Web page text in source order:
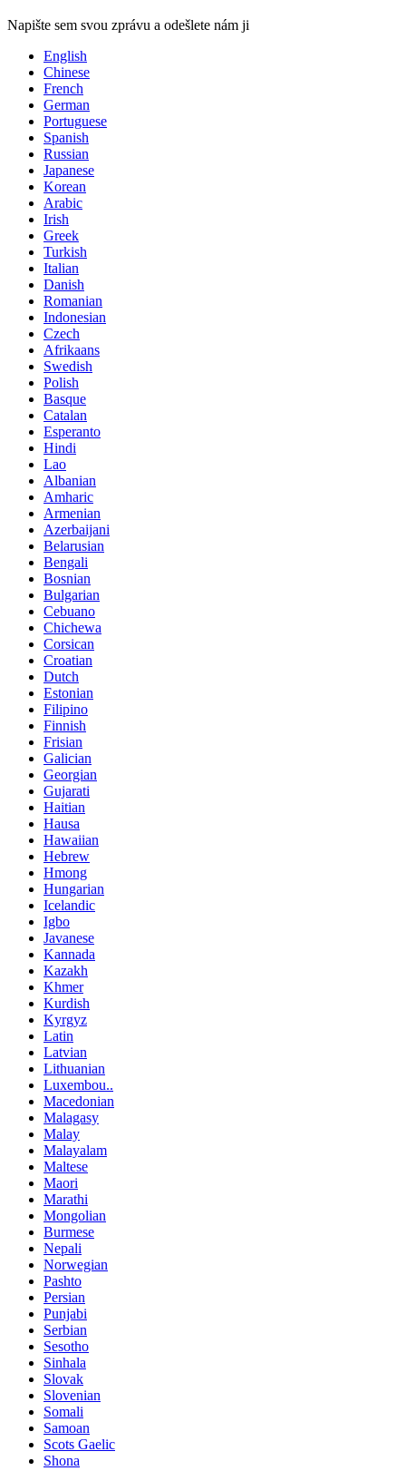
Napište sem svou zprávu a odešlete nám ji
English
Chinese
French
German
Portuguese
Spanish
Russian
Japanese
Korean
Arabic
Irish
Greek
Turkish
Italian
Danish
Romanian
Indonesian
Czech
Afrikaans
Swedish
Polish
Basque
Catalan
Esperanto
Hindi
Lao
Albanian
Amharic
Armenian
Azerbaijani
Belarusian
Bengali
Bosnian
Bulgarian
Cebuano
Chichewa
Corsican
Croatian
Dutch
Estonian
Filipino
Finnish
Frisian
Galician
Georgian
Gujarati
Haitian
Hausa
Hawaiian
Hebrew
Hmong
Hungarian
Icelandic
Igbo
Javanese
Kannada
Kazakh
Khmer
Kurdish
Kyrgyz
Latin
Latvian
Lithuanian
Luxembou..
Macedonian
Malagasy
Malay
Malayalam
Maltese
Maori
Marathi
Mongolian
Burmese
Nepali
Norwegian
Pashto
Persian
Punjabi
Serbian
Sesotho
Sinhala
Slovak
Slovenian
Somali
Samoan
Scots Gaelic
Shona